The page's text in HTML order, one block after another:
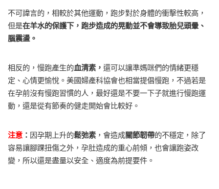
不可諱言的，相較於其他運動，跑步對於身體的衝擊性較高，
但是在羊水的保護下，跑步造成的晃動並不會導致胎兒頭暈、
腦震盪。
相反的，慢跑產生的血清素， 還可以讓準媽咪們的情緒更穩
定、心情更愉悅。美國婦產科協會也相當提倡慢跑，不過若是
在孕前沒有慢跑習慣的人，最好還是不要一下子就進行慢跑運
動，還是從有節奏的健走開始會比較好。
注意 ： 因孕期上升的鬆弛素，會造成關節韌帶的不穩定，除了
容易讓腳踝扭傷之外，孕肚造成的重心前傾，也會讓跑姿改
變，所以還是盡量以安全、適度為前提要件。